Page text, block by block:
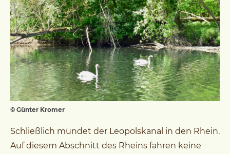
© Günter Kromer
Schließlich mündet der Leopolskanal in den Rhein.
Auf diesem Abschnitt des Rheins fahren keine